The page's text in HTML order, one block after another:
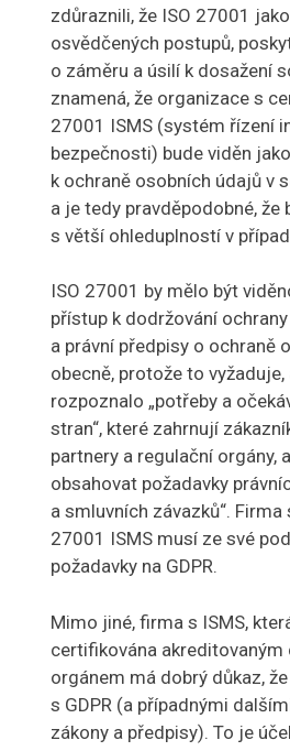
zdůraznili, že ISO 27001
osvědčených postupů,
o záměru a úsilí k dosažení
znamená, že organizace s
27001 ISMS (systém řízení
bezpečnosti) bude viděn
k ochraně osobních údajů v
a je tedy pravděpodobné, že
s větší ohleduplností v
ISO 27001 by mělo být
přístup k dodržování
a právní předpisy o ochraně
obecně, protože to
rozpoznalo „potřeby a
stran“, které zahrnují
partnery a regulační orgány,
obsahovat požadavky
a smluvních závazků“. Firma
27001 ISMS musí ze své
požadavky na GDPR.
Mimo jiné, firma s ISMS,
certifikována
orgánem má dobrý důkaz,
s GDPR (a případnými
zákony a předpisy). To je